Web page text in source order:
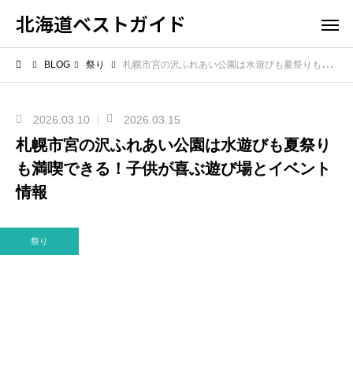
北海道ベストガイド
BLOG 祭り 札幌市宮の沢ふれあい公園は水遊びも夏祭りも満喫できる！子供が喜ぶ遊び場とイベント情報
2026.03.10 2026.03.15
札幌市宮の沢ふれあい公園は水遊びも夏祭り
も満喫できる！子供が喜ぶ遊び場とイベント
情報
祭り